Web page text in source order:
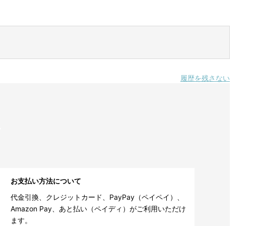
履歴を残さない
お支払い方法について
代金引換、クレジットカード、PayPay（ペイペイ）、
Amazon Pay、あと払い（ペイディ）がご利用いただけ
ます。